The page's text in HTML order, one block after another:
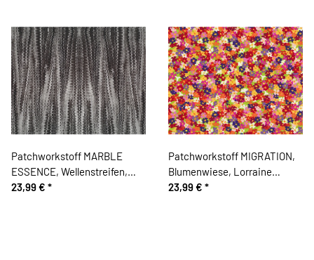
Patchworkstoff MARBLE
ESSENCE, Wellenstreifen,
schwarz, In the Beginning
23,99 € *
Patchworkstoff MIGRATION,
Blumenwiese, Lorraine
Turner
23,99 € *